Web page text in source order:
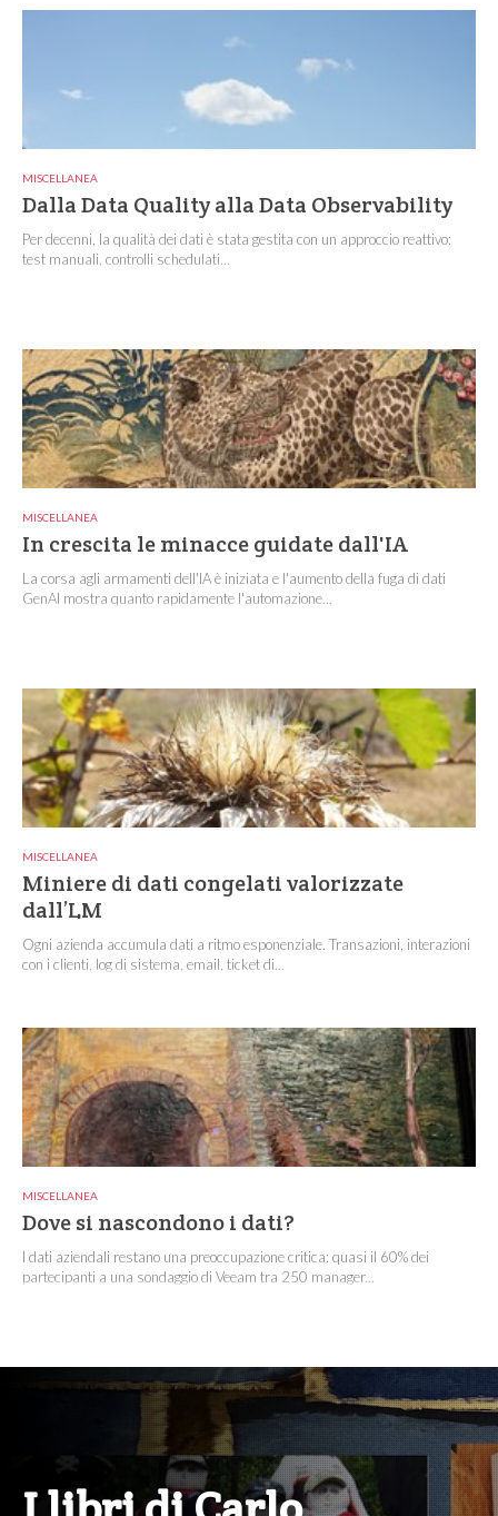
MISCELLANEA
Dalla Data Quality alla Data Observability
Per decenni, la qualità dei dati è stata gestita con un approccio reattivo:
test manuali, controlli schedulati...
MISCELLANEA
In crescita le minacce guidate dall'IA
La corsa agli armamenti dell'IA è iniziata e l'aumento della fuga di dati
GenAI mostra quanto rapidamente l'automazione...
MISCELLANEA
Miniere di dati congelati valorizzate
dall’LM
Ogni azienda accumula dati a ritmo esponenziale. Transazioni, interazioni
con i clienti, log di sistema, email, ticket di...
MISCELLANEA
Dove si nascondono i dati?
I dati aziendali restano una preoccupazione critica: quasi il 60% dei
partecipanti a una sondaggio di Veeam tra 250 manager...